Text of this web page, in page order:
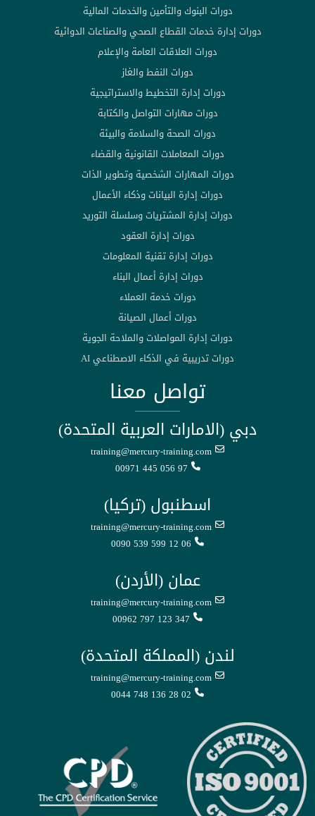
دورات البنوك والتأمين والخدمات المالية
دورات إدارة خدمات القطاع الصحي والصناعات الدوائية
دورات العلاقات العامة والإعلام
دورات النفط والغاز
دورات إدارة التخطيط والاستراتيجية
دورات مهارات التواصل والكتابة
دورات الصحة والسلامة والبيئة
دورات المعاملات القانونية والقضاء
دورات المهارات الشخصية وتطوير الذات
دورات إدارة البيانات وذكاء الأعمال
دورات إدارة المشتريات وسلسلة التوريد
دورات إدارة العقود
دورات إدارة تقنية المعلومات
دورات إدارة أعمال البناء
دورات خدمة العملاء
دورات أعمال الصيانة
دورات إدارة المواصلات والملاحة الجوية
دورات تدريبية في الذكاء الاصطناعي AI
تواصل معنا
دبي (الامارات العربية المتحدة)
training@mercury-training.com
00971 445 056 97
اسطنبول (تركيا)
training@mercury-training.com
0090 539 599 12 06
عمان (الأردن)
training@mercury-training.com
00962 797 123 347
لندن (المملكة المتحدة)
training@mercury-training.com
0044 748 136 28 02